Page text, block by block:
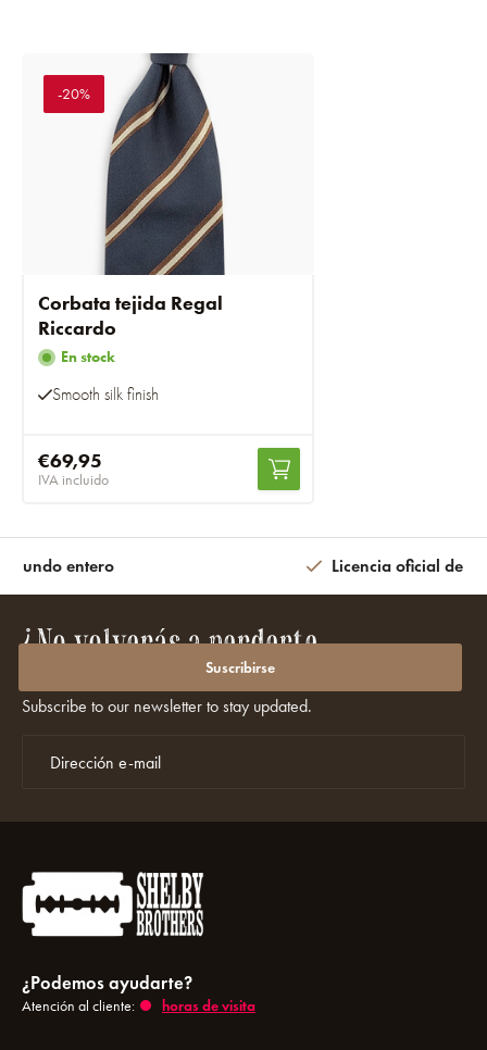
-20%
Corbata tejida Regal
Riccardo
En stock
Smooth silk finish
€69,95
IVA incluido
mundo entero Licencia oficial de
¿No volverás a perderte
promociones ni descuentos?
Subscribe to our newsletter to stay updated.
Suscribirse
¿Podemos ayudarte?
Atención al cliente: horas de visita